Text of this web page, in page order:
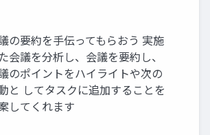
の要約を手伝ってもらおう 実施
会議を分析し、会議を要約し、
のポイントをハイライトや次の
と してタスクに追加することを
してくれます